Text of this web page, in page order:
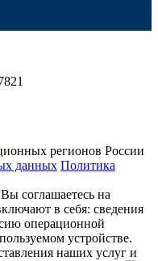
регионов России
данных Политика
соглашаетесь на
в себя: сведения
операционной
устройстве.
наших услуг и